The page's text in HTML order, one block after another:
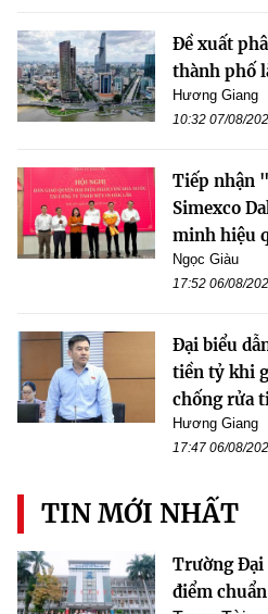
Đề xuất
thành phố
Hương Giang
10:32 07/08/
Tiếp nhận
Simexco
minh hiệu
Ngọc Giàu
17:52 06/08/
Đại biểu
tiền tỷ khi
chống rửa
Hương Giang
17:47 06/08/
TIN MỚI NHẤT
Trường Đại
điểm